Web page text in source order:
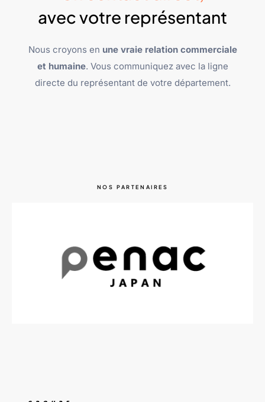
avec votre représentant
Nous croyons en une vraie relation commerciale
et humaine. Vous communiquez avec la ligne
directe du représentant de votre département.
NOS PARTENAIRES